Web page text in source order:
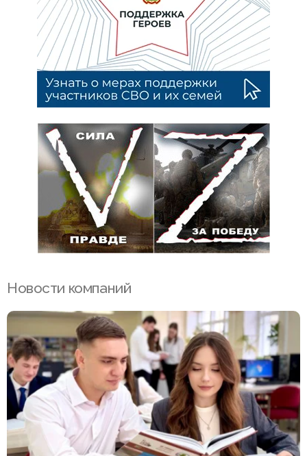
Новости компаний